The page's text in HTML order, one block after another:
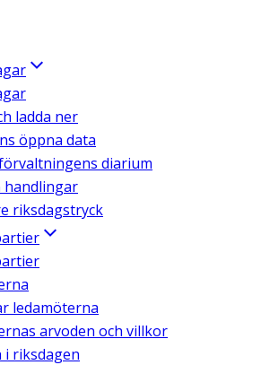
ladda ner
öppna data
diarium
handlingar
riksdagstryck
ledamöterna
arvoden och villkor
i riksdagen